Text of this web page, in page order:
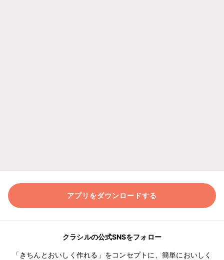
アプリをダウンロードする
クラシルの公式SNSをフォロー
「きちんとおいしく作れる」をコンセプトに、簡単においしく